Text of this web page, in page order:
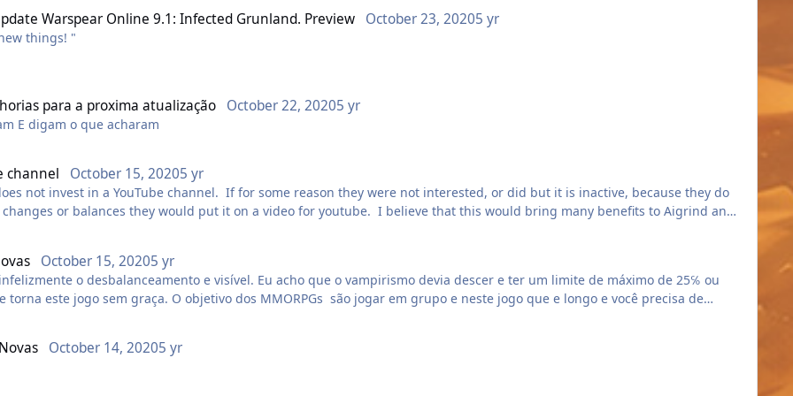
seria algo como:
e suas crenças em Harad. Monges são hábeis na arte do combate desarmado. Não confiando em armas afiadas ou
eles aprimoram seus corpos para lutarem com seus punhos e se tornarem uma arma de destruição em massa.
2
unique, appreciate the effort of the team of AIGRIND developers and immerse yourself in the new theme
Warspear Online 9.1: Infected Grunland. Preview October 23, 20205 yr
things! "
para a proxima atualização October 22, 20205 yr
E digam o que acharam
channel October 15, 20205 yr
not invest in a YouTube channel. If for some reason they were not interested, or did but it is inactive, because they do
or balances they would put it on a video for youtube. I believe that this would bring many benefits to Aigrind and
October 15, 20205 yr
o desbalanceamento e visível. Eu acho que o vampirismo devia descer e ter um limite de máximo de 25℅ ou
este jogo sem graça. O objetivo dos MMORPGs são jogar em grupo e neste jogo que e longo e você precisa de
2 mas podiam colocar esses pergaminhos só ou em eventos ou fazendo qualquer coisa especial.
October 14, 20205 yr